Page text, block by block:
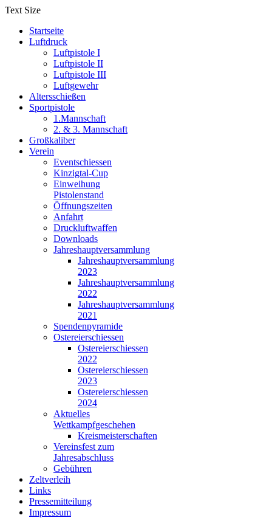
Text Size
Startseite
Luftdruck
Luftpistole I
Luftpistole II
Luftpistole III
Luftgewehr
Altersschießen
Sportpistole
1.Mannschaft
2. & 3. Mannschaft
Großkaliber
Verein
Eventschiessen
Kinzigtal-Cup
Einweihung
Pistolenstand
Öffnungszeiten
Anfahrt
Druckluftwaffen
Downloads
Jahreshauptversammlung
Jahreshauptversammlung
2023
Jahreshauptversammlung
2022
Jahreshauptversammlung
2021
Spendenpyramide
Ostereierschiessen
Ostereierschiessen
2022
Ostereierschiessen
2023
Ostereierschiessen
2024
Aktuelles
Wettkampfgeschehen
Kreismeisterschaften
Vereinsfest zum
Jahresabschluss
Gebühren
Zeltverleih
Links
Pressemitteilung
Impressum